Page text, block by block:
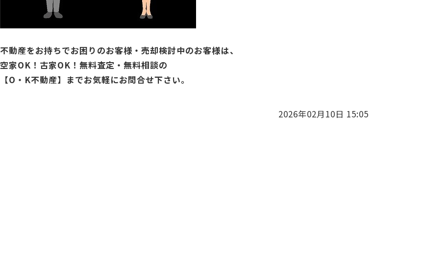
不動産をお持ちでお困りのお客様・売却検討中のお客様は、
空家OK！古家OK！無料査定・無料相談の
【O・K不動産】までお気軽にお問合せ下さい。
2026年02月10日 15:05